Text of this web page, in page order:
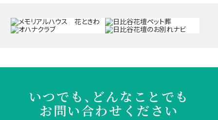
いつでも、どんなことでも
お問い合わせください